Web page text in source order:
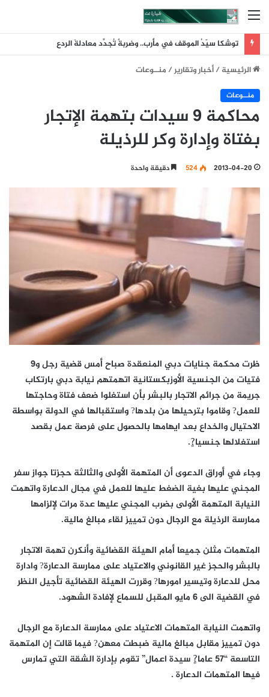
القائمة
توشكا سيّدُ الموقف في مأرب.. وضربةٌ تُجدِّد معادلةَ الردع
الرئيسية/أخبار وتقارير/منــوعات
منــوعات
محاكمة 9 سيدات بتهمة الإتجار
بفتاة وإدارة وكر للرذيلة
2013-04-20
524 دقيقة واحدة
ظرت محكمة جنايات دبي المنعقدة صباح أمس قضية رجل و9
فتيات من الجنسية الأوزبكستانية اتهمتهم نيابة دبي بارتكاب
جريمة من جرائم الاتجار بالبشر بأن استغلوا ضعف فتاة وحاجتها
للعمل? وقاموا بترحيلها من بلدها? واستقبالها في الدولة بواسطة
الاحتيال والخداع بعد ايهامها بالحصول على فرصة عمل بقصد
استغلالها جنسيا?ٍ.
وجاء في أوراق الدعوى أن المتهمة الأولى والثالثة حجزتا جواز سفر
المجني عليها بغية الضغط عليها للعمل في مجال الدعارة واتهمت
النيابة المتهمة الأولى بضرب المجني عليها عدة مرات لإلزامها
ممارسة الرذيلة مع الرجال دون تمييز لقاء مبالغ مالية.
المتهمات مثلن جميعا أمام الهيئة القضائية وأنكرن تهمة الاتجار
بالبشر والحجز غير القانوني والاعتياد على ممارسة الدعارة? وادارة
محل للدعارة وتيسير امورها? وقررت الهيئة القضائية تأجيل النظر
في القضية الى 6 مايو المقبل للسماع لإفادة الشهود.
واتهمت النيابة المتهمات الاعتياد على ممارسة الدعارة مع الرجال
دون تمييز مقابل مبالغ مالية ضبطت معهن? فيما قالت إن المتهمة
التاسعة “57 عاما?ٍ سيدة اعمال” تقوم بإدارة الشقة التي تمارس
فيها المتهمات الدعارة .